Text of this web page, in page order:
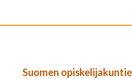
Suomen